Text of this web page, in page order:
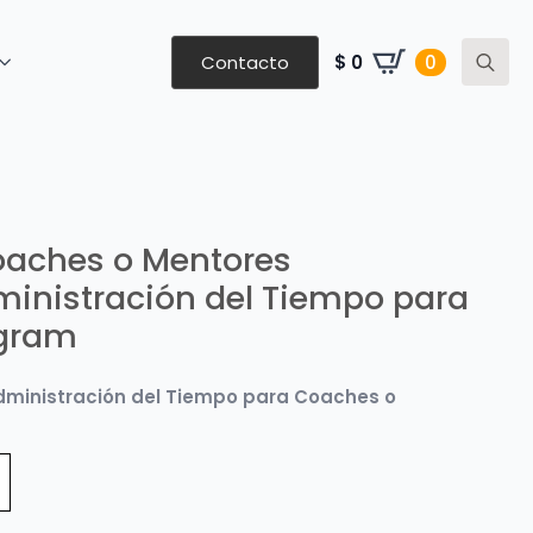
Contacto $ 0
0
o Mentores
del Tiempo para
del Tiempo para Coaches o